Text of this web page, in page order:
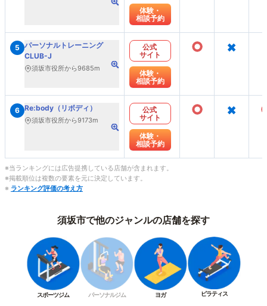
体験・
相談予約
5 パーソナルトレーニング
CLUB-J
須坂市役所から9685m
公式
サイト
体験・
相談予約
○ ×
6 Re:body（リボディ）
須坂市役所から9173m
公式
サイト
体験・
相談予約
○ ×
※当ランキングには広告提携している店舗が含まれます。
※掲載順位は複数の要素を元に決定しています。
※ ランキング評価の考え方
須坂市で他のジャンルの店舗を探す
スポーツジム パーソナルジム ヨガ ピラティス